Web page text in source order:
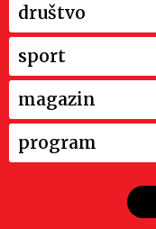
društvo
sport
magazin
program